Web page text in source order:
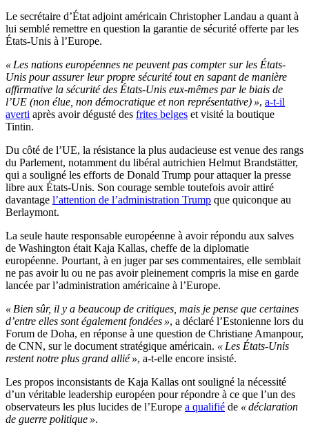
Le secrétaire d’État adjoint américain Christopher Landau a quant à
lui semblé remettre en question la garantie de sécurité offerte par les
États-Unis à l’Europe.
« Les nations européennes ne peuvent pas compter sur les États-
Unis pour assurer leur propre sécurité tout en sapant de manière
affirmative la sécurité des États-Unis eux-mêmes par le biais de
l’UE (non élue, non démocratique et non représentative) », a-t-il
averti après avoir dégusté des frites belges et visité la boutique
Tintin.
Du côté de l’UE, la résistance la plus audacieuse est venue des rangs
du Parlement, notamment du libéral autrichien Helmut Brandstätter,
qui a souligné les efforts de Donald Trump pour attaquer la presse
libre aux États-Unis. Son courage semble toutefois avoir attiré
davantage l’attention de l’administration Trump que quiconque au
Berlaymont.
La seule haute responsable européenne à avoir répondu aux salves
de Washington était Kaja Kallas, cheffe de la diplomatie
européenne. Pourtant, à en juger par ses commentaires, elle semblait
ne pas avoir lu ou ne pas avoir pleinement compris la mise en garde
lancée par l’administration américaine à l’Europe.
« Bien sûr, il y a beaucoup de critiques, mais je pense que certaines
d’entre elles sont également fondées », a déclaré l’Estonienne lors du
Forum de Doha, en réponse à une question de Christiane Amanpour,
de CNN, sur le document stratégique américain. « Les États-Unis
restent notre plus grand allié », a-t-elle encore insisté.
Les propos inconsistants de Kaja Kallas ont souligné la nécessité
d’un véritable leadership européen pour répondre à ce que l’un des
observateurs les plus lucides de l’Europe a qualifié de « déclaration
de guerre politique ».